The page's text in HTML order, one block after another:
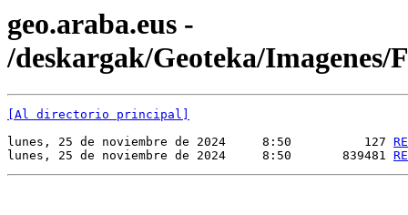
geo.araba.eus -
/deskargak/Geoteka/Imagenes/
[Al directorio principal]
lunes, 25 de noviembre de 2024     8:50          127
lunes, 25 de noviembre de 2024     8:50       839481